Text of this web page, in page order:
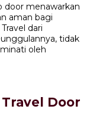
door menawarkan
aman bagi
dari
tidak
oleh
Door